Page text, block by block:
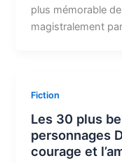
plus mémorable
magistralement
Fiction
Les 30 plus
personnages
courage et